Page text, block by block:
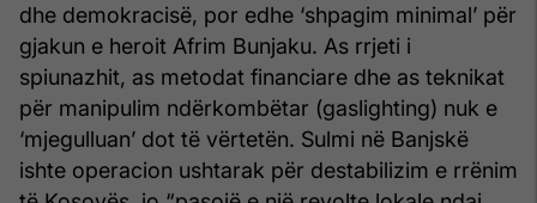
dhe demokracisë, por edhe ‘shpagim minimal’ për
gjakun e heroit Afrim Bunjaku. As rrjeti i
spiunazhit, as metodat financiare dhe as teknikat
për manipulim ndërkombëtar (gaslighting) nuk e
‘mjegulluan’ dot të vërtetën. Sulmi në Banjskë
ishte operacion ushtarak për destabilizim e rrënim